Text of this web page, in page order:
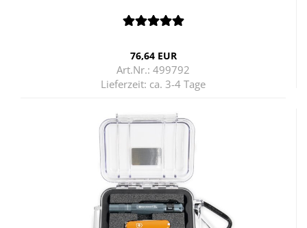
76,64 EUR
Art.Nr.: 499792
Lieferzeit: ca. 3-4 Tage